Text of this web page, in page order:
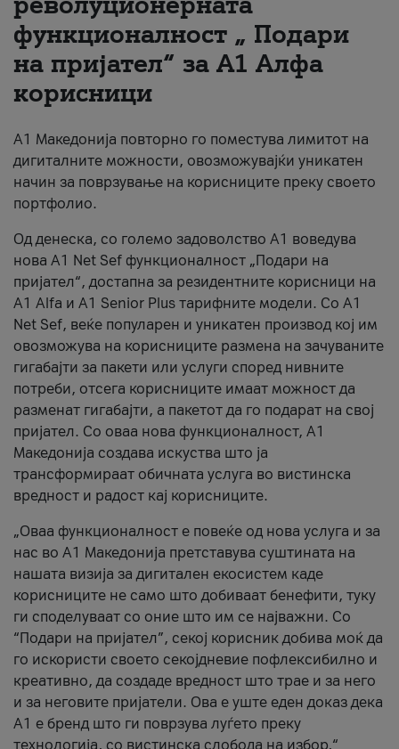
За нас
#ПодобарОнлајн
функционалност „ Подари
на пријател“ за А1 Алфа
корисници
А1 Македонија повторно го поместува лимитот на
дигиталните можности, овозможувајќи уникатен
начин за поврзување на корисниците преку своето
портфолио.
Од денеска, со големо задоволство А1 воведува
нова A1 Net Sef функционалност „Подари на
пријател“, достапна за резидентните корисници на
А1 Alfa и A1 Senior Plus тарифните модели. Со A1
Net Sef, веќе популарен и уникатен производ кој им
овозможува на корисниците размена на зачуваните
гигабајти за пакети или услуги според нивните
потреби, отсега корисниците имаат можност да
разменат гигабајти, а пакетот да го подарат на свој
пријател. Со оваа нова функционалност, А1
Македонија создава искуства што ја
трансформираат обичната услуга во вистинска
вредност и радост кај корисниците.
„Оваа функционалност е повеќе од нова услуга и за
нас во А1 Македонија претставува суштината на
нашата визија за дигитален екосистем каде
корисниците не само што добиваат бенефити, туку
ги споделуваат со оние што им се најважни. Со
“Подари на пријател”, секој корисник добива моќ да
го искористи своето секојдневие пофлексибилно и
креативно, да создаде вредност што трае и за него
и за неговите пријатели. Ова е уште еден доказ дека
А1 е бренд што ги поврзува луѓето преку
технологија, со вистинска слобода на избор,“